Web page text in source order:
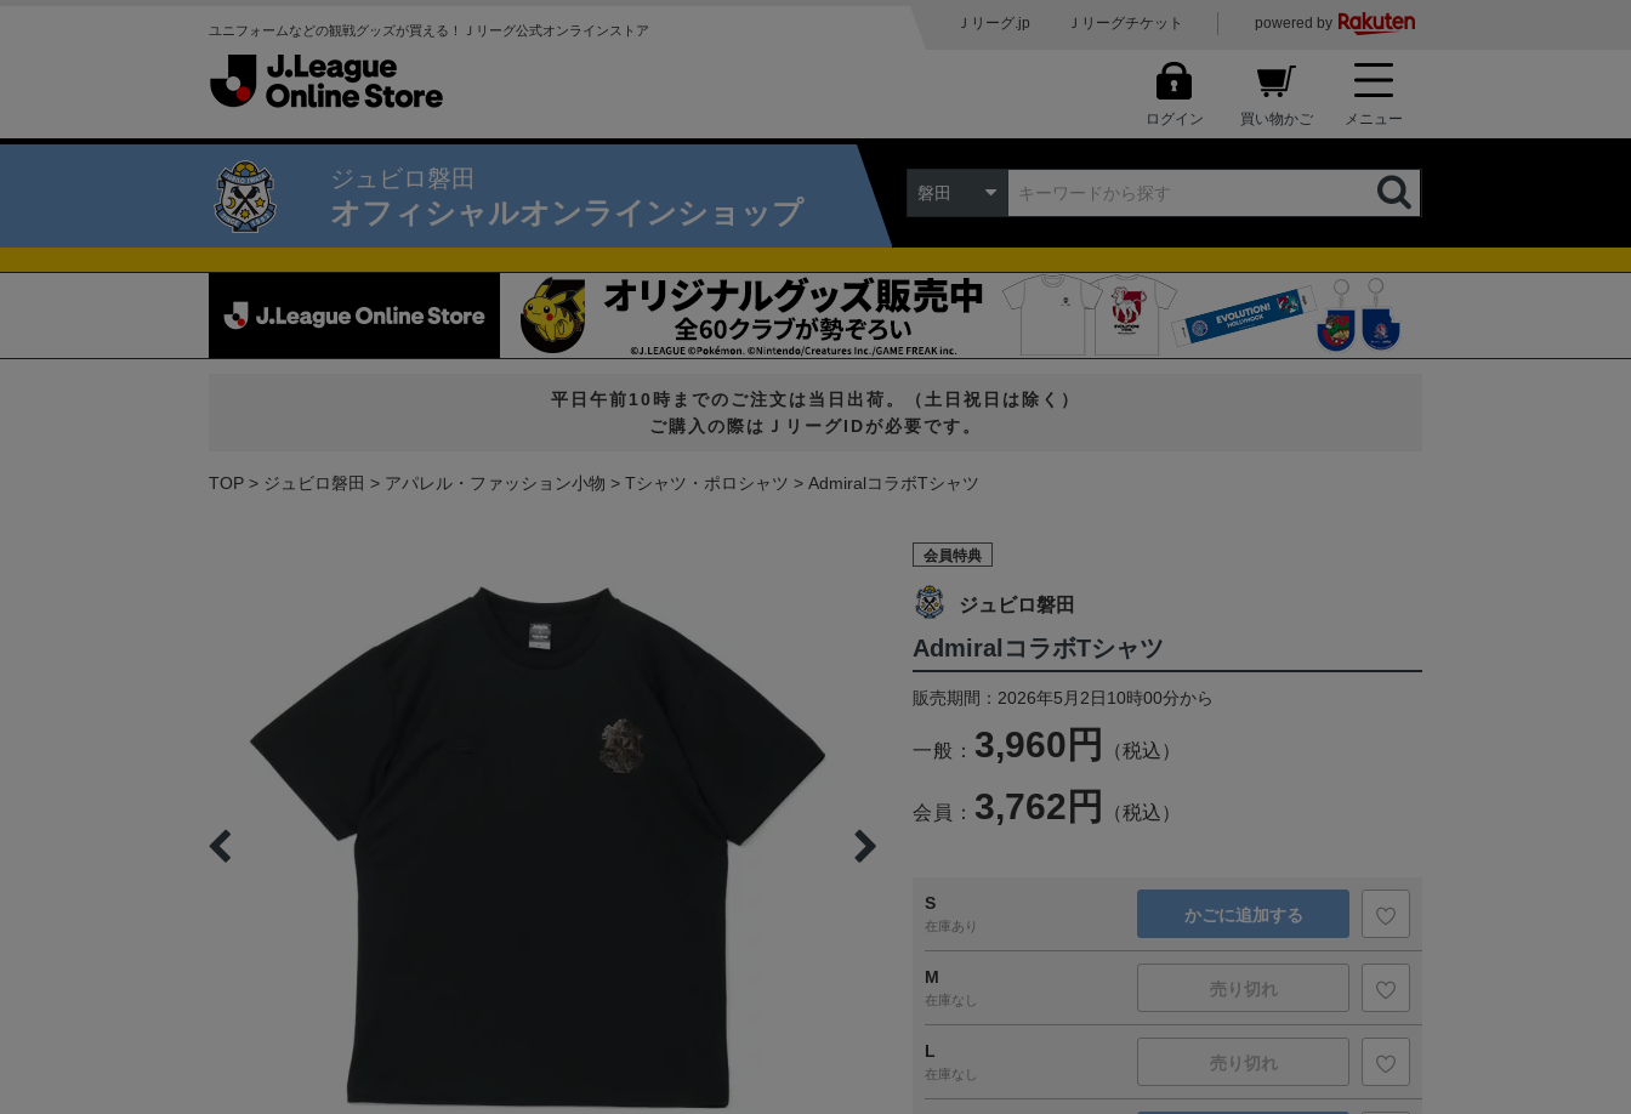
ユニフォームなどの観戦グッズが買える！Ｊリーグ公式オンラインストア Ｊリーグ.jp Ｊリーグチケット powered by
ログイン 買い物かご メニュー
ジュビロ磐田
オフィシャルオンラインショップ
磐田
平日午前10時までのご注文は当日出荷。（土日祝日は除く）
ご購入の際はＪリーグIDが必要です。
TOP ジュビロ磐田 アパレル・ファッション小物 Tシャツ・ポロシャツ AdmiralコラボTシャツ
会員特典
ジュビロ磐田
AdmiralコラボTシャツ
販売期間：2026年5月2日10時00分から
一般： 3,960円 （税込）
会員： 3,762円 （税込）
S
在庫あり
かごに追加する
M
在庫なし
売り切れ
L
在庫なし
売り切れ